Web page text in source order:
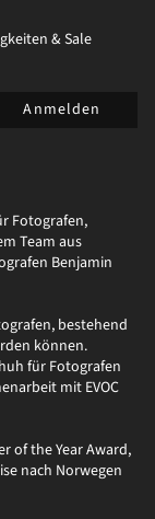
& Sale
Anmelden
Fotografen,
Team aus
Benjamin
bestehend
können.
für Fotografen
mit EVOC
of the Year Award,
nach Norwegen